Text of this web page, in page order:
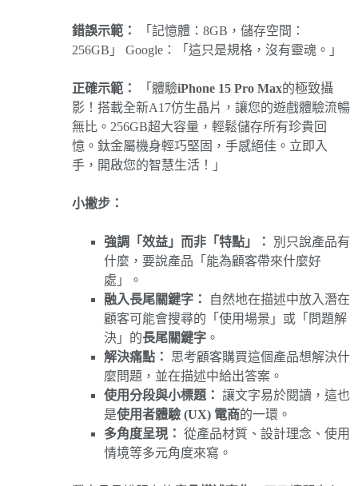
錯誤示範：
「記憶體：8GB，儲存空間：
256GB」 Google：「這只是規格，沒有靈魂。」
正確示範： 「體驗iPhone 15 Pro Max的極致攝
影！搭載全新A17仿生晶片，讓您的遊戲體驗流暢
無比。256GB超大容量，輕鬆儲存所有珍貴回
憶。鈦金屬機身輕巧堅固，手感絕佳。立即入
手，開啟您的智慧生活！」
小撇步：
強調「效益」而非「特點」：
別只說產品有
什麼，要說產品「能為顧客帶來什麼好
處」。
融入長尾關鍵字：
自然地在描述中放入潛在
顧客可能會搜尋的「使用場景」或「問題解
決」的長尾關鍵字 。
解決痛點：
思考顧客購買這個產品想解決什
麼問題，並在描述中給出答案。
使用分段與小標題： 讓文字易於閱讀，這也
是使用者體驗 (UX) 電商的一環。
多角度呈現： 從產品材質、設計理念、使用
情境等多元角度來寫。